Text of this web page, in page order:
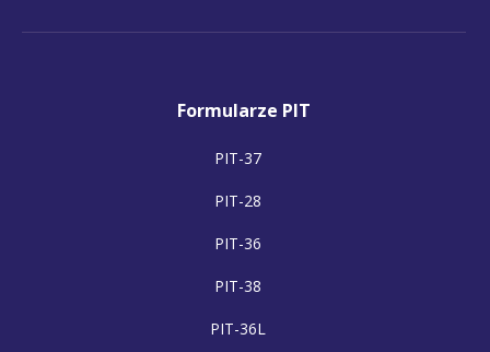
Formularze PIT
PIT-37
PIT-28
PIT-36
PIT-38
PIT-36L